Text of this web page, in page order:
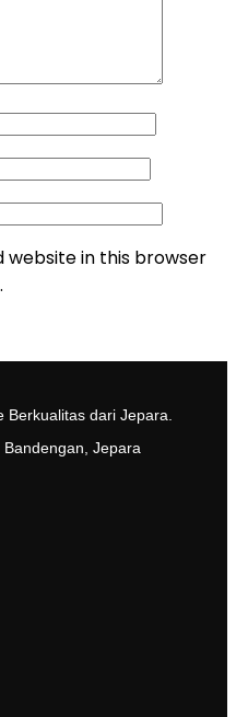
website in this browser
Berkualitas dari Jepara.
Jepara